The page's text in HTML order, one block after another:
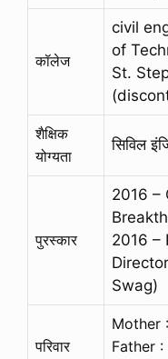
कॉलेज
civil
of
St.
शैक्षिक
योग्यता
सिविल
पुरस्कार
2016 –
2016 –
Swag)
परिवार
Mother
Father